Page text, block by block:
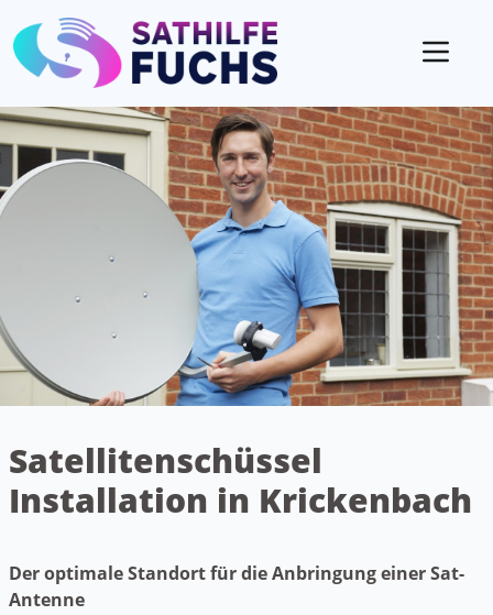
Satellitenschüssel
Installation in Krickenbach
Der optimale Standort für die Anbringung einer Sat-
Antenne